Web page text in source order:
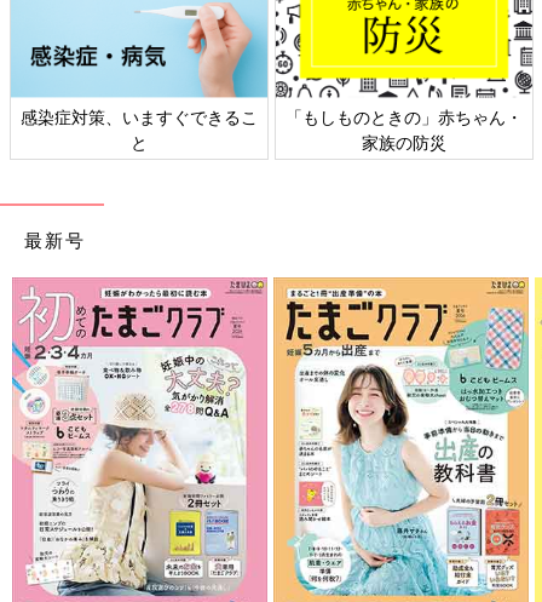
症対策、いますぐできるこ
「もしものときの」赤ちゃん・
家族の防災
日
最新号